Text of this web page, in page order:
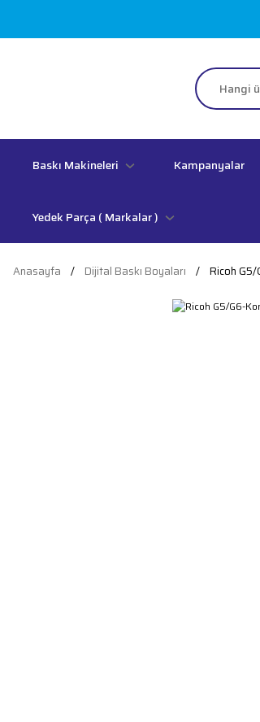
Baskı Makineleri Kampanyalar
Yedek Parça ( Markalar )
Anasayfa Dijital Baskı Boyaları Ricoh